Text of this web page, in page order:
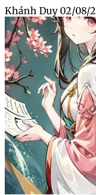
Khánh Duy 02/08/